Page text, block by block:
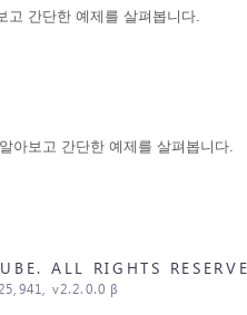
고 간단한 예제를 살펴봅니다.
아보고 간단한 예제를 살펴봅니다.
ALL RIGHTS
v2.2.0.0 β